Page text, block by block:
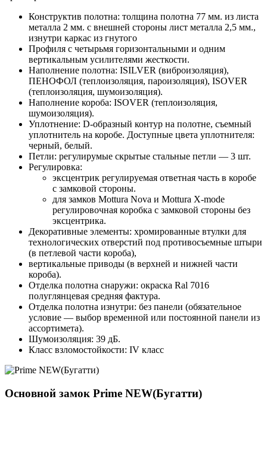
Конструктив полотна: толщина полотна 77 мм. из листа
металла 2 мм. с внешней стороны лист металла 2,5 мм.,
изнутри каркас из гнутого
Профиля с четырьмя горизонтальными и одним
вертикальным усилителями жесткости.
Наполнение полотна: ISILVER (виброизоляция),
ПЕНОФОЛ (теплоизоляция, пароизоляция), ISOVER
(теплоизоляция, шумоизоляция).
Наполнение короба: ISOVER (теплоизоляция,
шумоизоляция).
Уплотнение: D-образный контур на полотне, съемный
уплотнитель на коробе. Доступные цвета уплотнителя:
черный, белый.
Петли: регулирумые скрытые стальные петли — 3 шт.
Регулировка:
эксцентрик регулируемая ответная часть в коробе
с замковой стороны.
для замков Mottura Nova и Mottura X-mode
регулировочная коробка с замковой стороны без
эксцентрика.
Декоративные элементы: хромированные втулки для
технологических отверстий под противосъемные штыри
(в петлевой части короба),
вертикальные приводы (в верхней и нижней части
короба).
Отделка полотна снаружи: окраска Ral 7016
полуглянцевая средняя фактура.
Отделка полотна изнутри: без панели (обязательное
условие — выбор временной или постоянной панели из
ассортимета).
Шумоизоляция: 39 дБ.
Класс взломостойкости: IV класс
Основной замок Prime NEW(Бугатти)